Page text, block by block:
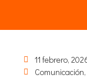
11 febrero,
Comunicación,